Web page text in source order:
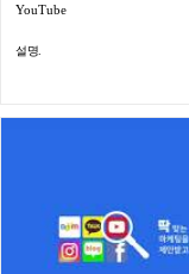
YouTube
설명.